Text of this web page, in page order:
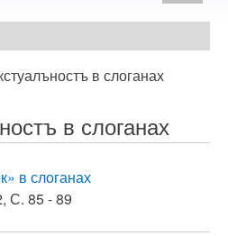
в слоганах
в слоганах
в слоганах
С. 85 - 89